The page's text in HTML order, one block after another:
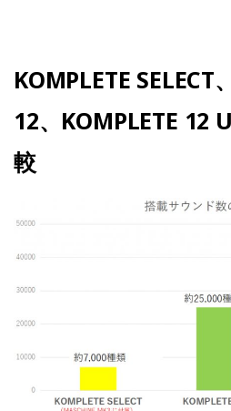
KOMPLETE SELECT
12、KOMPLETE 12
較